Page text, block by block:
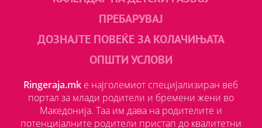
ПРЕБАРУВАЈ
ДОЗНАЈТЕ ПОВЕЌЕ ЗА КОЛАЧИЊАТА
ОПШТИ УСЛОВИ
Ringeraja.mk е најголемиот специјализиран веб
портал за млади родители и бремени жени во
Македонија. Таа им дава на родителите и
потенцијалните родители пристап до квалитетни